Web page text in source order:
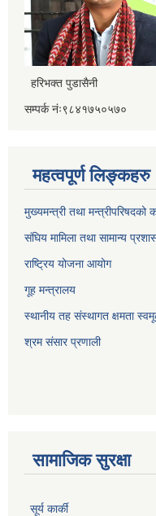
हरिभक्त पुडासैनी
सम्पर्क नंः९८४१७५०५७०
महत्वपूर्ण लिङ्कहरु
मुख्यमन्त्री तथा मन्त्रीपरिषदको
संघिय मामिला तथा सामान्य
राष्ट्रिय योजना आयोग
गूह मन्त्रालय
स्थानीय तह संस्थागत क्षमता
श्रम संसार प्रणाली
सामाजिक सुरक्षा
सूर्य कार्की